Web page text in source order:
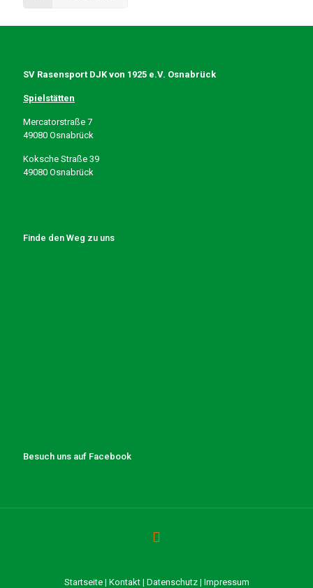
SV Rasensport DJK von 1925 e.V. Osnabrück
Spielstätten
Mercatorstraße 7
49080 Osnabrück
Koksche Straße 39
49080 Osnabrück
Finde den Weg zu uns
Besuch uns auf Facebook
Startseite| Kontakt| Datenschutz| Impressum